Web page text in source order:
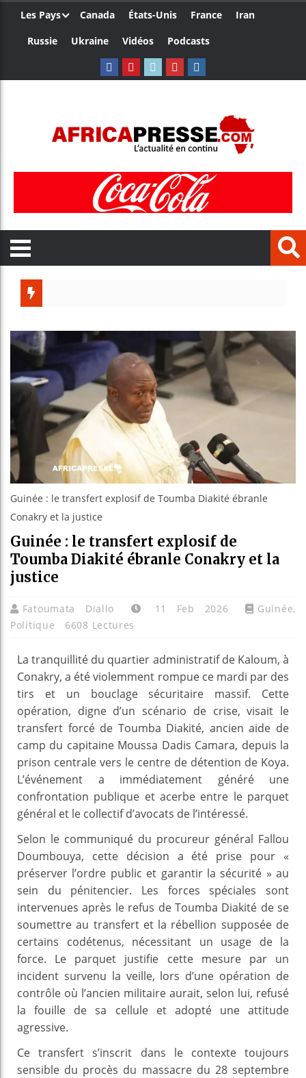
Les Pays Canada États-Unis France
Iran
Russie
Ukraine Vidéos Podcasts
Guinée
Guinée : le transfert explosif de Toumba Diakité ébranle
Conakry et la justice
Guinée : le transfert explosif de
Toumba Diakité ébranle Conakry et la
justice
Fatoumata Diallo 11 Feb 2026 Guinée,
Politique
6608 Lectures
La tranquillité du quartier administratif de Kaloum, à
Conakry, a été violemment rompue ce mardi par des
tirs et un bouclage sécuritaire massif. Cette
opération, digne d’un scénario de crise, visait le
transfert forcé de Toumba Diakité, ancien aide de
camp du capitaine Moussa Dadis Camara, depuis la
prison centrale vers le centre de détention de Koya.
L’événement a immédiatement généré une
confrontation publique et acerbe entre le parquet
général et le collectif d’avocats de l’intéressé.
Selon le communiqué du procureur général Fallou
Doumbouya, cette décision a été prise pour «
préserver l’ordre public et garantir la sécurité » au
sein du pénitencier. Les forces spéciales sont
intervenues après le refus de Toumba Diakité de se
soumettre au transfert et la rébellion supposée de
certains codétenus, nécessitant un usage de la
force. Le parquet justifie cette mesure par un
incident survenu la veille, lors d’une opération de
contrôle où l’ancien militaire aurait, selon lui, refusé
la fouille de sa cellule et adopté une attitude
agressive.
Ce transfert s’inscrit dans le contexte toujours
sensible du procès du massacre du 28 septembre